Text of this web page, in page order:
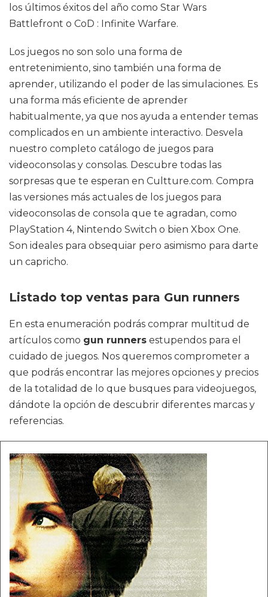
los últimos éxitos del año como Star Wars
Battlefront o CoD : Infinite Warfare.
Los juegos no son solo una forma de
entretenimiento, sino también una forma de
aprender, utilizando el poder de las simulaciones. Es
una forma más eficiente de aprender
habitualmente, ya que nos ayuda a entender temas
complicados en un ambiente interactivo. Desvela
nuestro completo catálogo de juegos para
videoconsolas y consolas. Descubre todas las
sorpresas que te esperan en Cultture.com. Compra
las versiones más actuales de los juegos para
videoconsolas de consola que te agradan, como
PlayStation 4, Nintendo Switch o bien Xbox One.
Son ideales para obsequiar pero asimismo para darte
un capricho.
Listado top ventas para Gun runners
En esta enumeración podrás comprar multitud de
artículos como gun runners estupendos para el
cuidado de juegos. Nos queremos comprometer a
que podrás encontrar las mejores opciones y precios
de la totalidad de lo que busques para videojuegos,
dándote la opción de descubrir diferentes marcas y
referencias.